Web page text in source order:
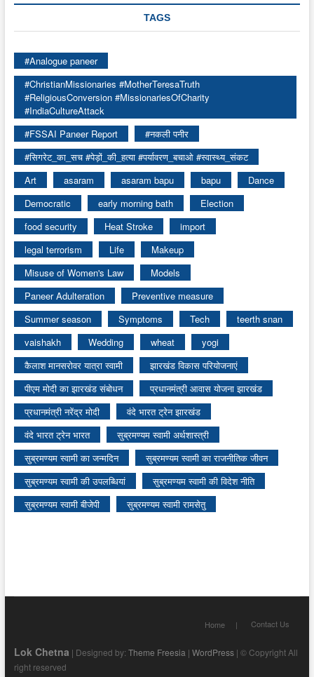
TAGS
#Analogue paneer
#ChristianMissionaries #MotherTeresaTruth
#ReligiousConversion #MissionariesOfCharity
#IndiaCultureAttack
#FSSAI Paneer Report
#नकली पनीर
#सिगरेट_का_सच #पेड़ों_की_हत्या #पर्यावरण_बचाओ #स्वास्थ्य_संकट
Art
asaram asaram bapu bapu
Dance
Democratic
early morning bath
Election
food security
Heat Stroke
import
legal terrorism
Life
Makeup
Misuse of Women's Law
Models
Paneer Adulteration
Preventive measure
Summer season
Symptoms Tech
teerth snan
vaishakh
Wedding wheat
yogi
कैलाश मानसरोवर यात्रा स्वामी
झारखंड विकास परियोजनाएं
पीएम मोदी का झारखंड संबोधन
प्रधानमंत्री आवास योजना झारखंड
प्रधानमंत्री नरेंद्र मोदी
वंदे भारत ट्रेन झारखंड
वंदे भारत ट्रेन भारत
सुब्रमण्यम स्वामी अर्थशास्त्री
सुब्रमण्यम स्वामी का जन्मदिन
सुब्रमण्यम स्वामी का राजनीतिक जीवन
सुब्रमण्यम स्वामी की उपलब्धियां
सुब्रमण्यम स्वामी की विदेश नीति
सुब्रमण्यम स्वामी बीजेपी
सुब्रमण्यम स्वामी रामसेतु
Home Contact Us
Lok Chetna | Designed by: Theme Freesia | WordPress| © Copyright All
right reserved